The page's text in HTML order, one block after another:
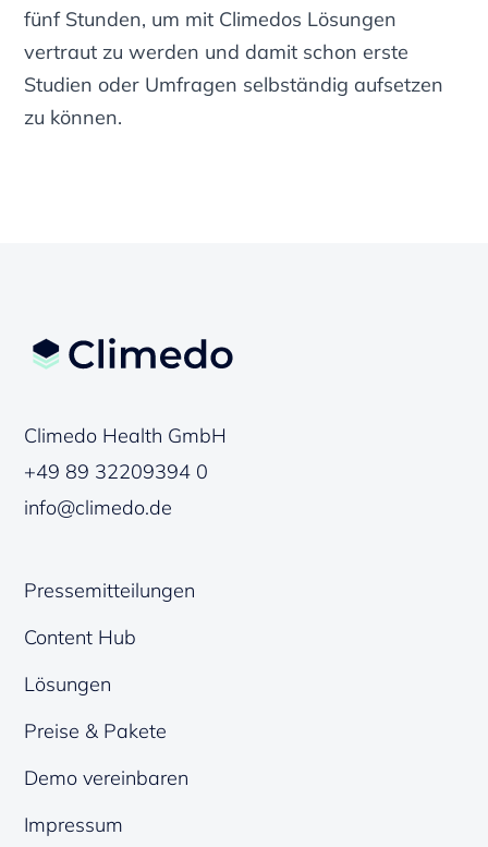
fünf Stunden, um mit Climedos Lösungen
vertraut zu werden und damit schon erste
Studien oder Umfragen selbständig aufsetzen
zu können.
Climedo Health GmbH
+49 89 32209394 0
info@climedo.de
Pressemitteilungen
Content Hub
Lösungen
Preise & Pakete
Demo vereinbaren
Impressum